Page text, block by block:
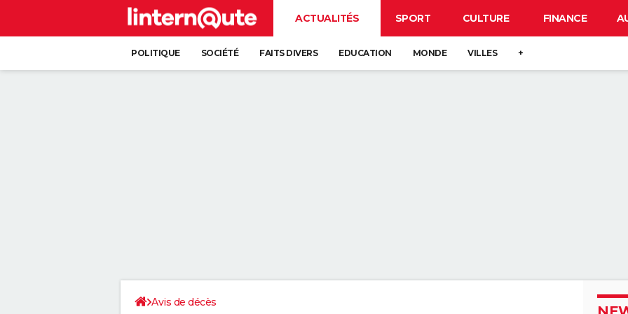
ACTUALITÉS SPORT CULTURE FINANCE
POLITIQUE SOCIÉTÉ FAITS DIVERS EDUCATION MONDE VILLES +
Avis de décès